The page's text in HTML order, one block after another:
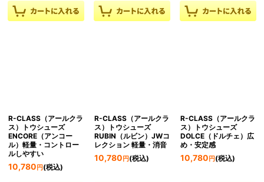
R-CLASS（アールクラ
ス）トウシューズ
ENCORE（アンコー
ル）軽量・コントロー
ルしやすい
10,780 円 (税込)
R-CLASS（アールクラ
ス）トウシューズ
RUBIN（ルビン）JWコ
レクション 軽量・消音
10,780 円(税込)
R-CLASS（アールクラ
ス）トウシューズ
DOLCE（ドルチェ）広
め・安定感
10,780 円(税込)